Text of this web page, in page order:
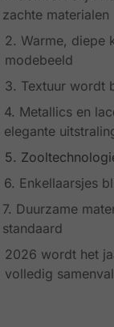
zachte materialen
2. Warme, diepe
modebeeld
3. Textuur wordt
4. Metallics en
elegante
5.
6. Enkellaarsjes
7. Duurzame
standaard
2026 wordt het
volledig